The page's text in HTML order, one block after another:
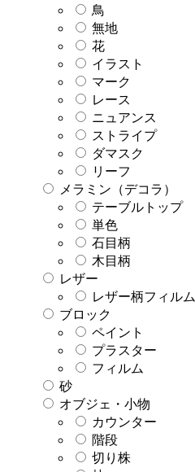
鳥
無地
花
イラスト
マーク
レース
ニュアンス
ストライプ
ダマスク
リーフ
メラミン（デコラ）
テーブルトップ
単色
石目柄
木目柄
レザー
レザー柄フィルム
ブロック
ペイント
プラスター
フィルム
砂
オブジェ・小物
カウンター
階段
切り株